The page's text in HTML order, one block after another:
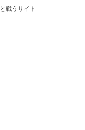
戦うサイト